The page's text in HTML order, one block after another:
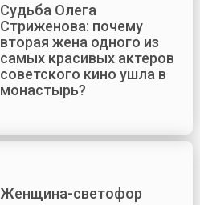
Судьба Олега
Стриженова: почему
вторая жена одного из
самых красивых актеров
советского кино ушла в
монастырь?
Женщина-светофор